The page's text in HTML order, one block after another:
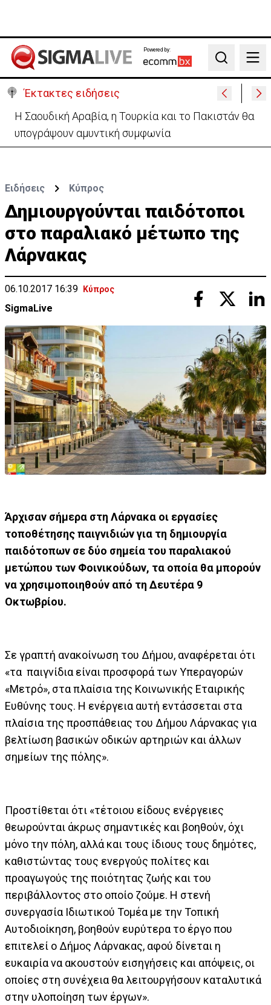
Powered by:
Search
Έκτακτες ειδήσεις
Ο Τραμπ υπόσχεται ξανά ότι «ο πόλεμος με το Ιράν
θα τελειώσει σύντομα»
Ειδήσεις Κύπρος
Δημιουργούνται παιδότοποι
στο παραλιακό μέτωπο της
Λάρνακας
06.10.2017 16:39 Κύπρος
SigmaLive
Άρχισαν σήμερα στη Λάρνακα οι εργασίες
τοποθέτησης παιγνιδιών για τη δημιουργία
παιδότοπων σε δύο σημεία του παραλιακού
μετώπου των Φοινικούδων, τα οποία θα μπορούν
να χρησιμοποιηθούν από τη Δευτέρα 9
Οκτωβρίου.
Σε γραπτή ανακοίνωση του Δήμου, αναφέρεται ότι
«τα παιγνίδια είναι προσφορά των Υπεραγορών
«Μετρό», στα πλαίσια της Κοινωνικής Εταιρικής
Ευθύνης τους. Η ενέργεια αυτή εντάσσεται στα
πλαίσια της προσπάθειας του Δήμου Λάρνακας για
βελτίωση βασικών οδικών αρτηριών και άλλων
σημείων της πόλης».
Προστίθεται ότι «τέτοιου είδους ενέργειες
θεωρούνται άκρως σημαντικές και βοηθούν, όχι
μόνο την πόλη, αλλά και τους ίδιους τους δημότες,
καθιστώντας τους ενεργούς πολίτες και
προαγωγούς της ποιότητας ζωής και του
περιβάλλοντος στο οποίο ζούμε. Η στενή
συνεργασία Ιδιωτικού Τομέα με την Τοπική
Αυτοδιοίκηση, βοηθούν ευρύτερα το έργο που
επιτελεί ο Δήμος Λάρνακας, αφού δίνεται η
ευκαιρία να ακουστούν εισηγήσεις και απόψεις, οι
οποίες στη συνέχεια θα λειτουργήσουν καταλυτικά
στην υλοποίηση των έργων».